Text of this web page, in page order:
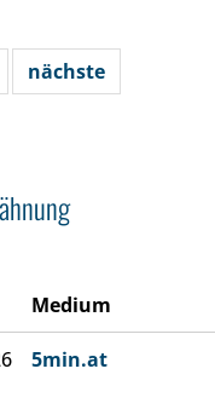
nächste
Medium
5min.at